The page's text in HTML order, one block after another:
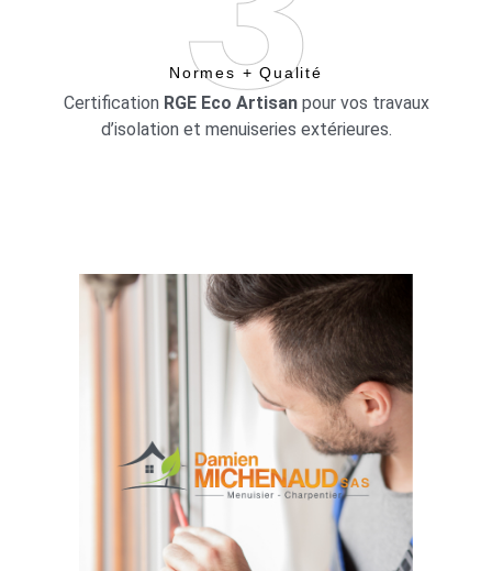
Normes + Qualité
Certification RGE Eco Artisanpour vos travaux
d’isolation et menuiseries extérieures.